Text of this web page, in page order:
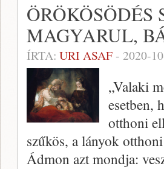
MAGYARUL,
ÍRTA: URI ASAF- 2020-
„Valaki
esetben,
otthoni
szűkös, a lányok
Ádmon azt mondja: